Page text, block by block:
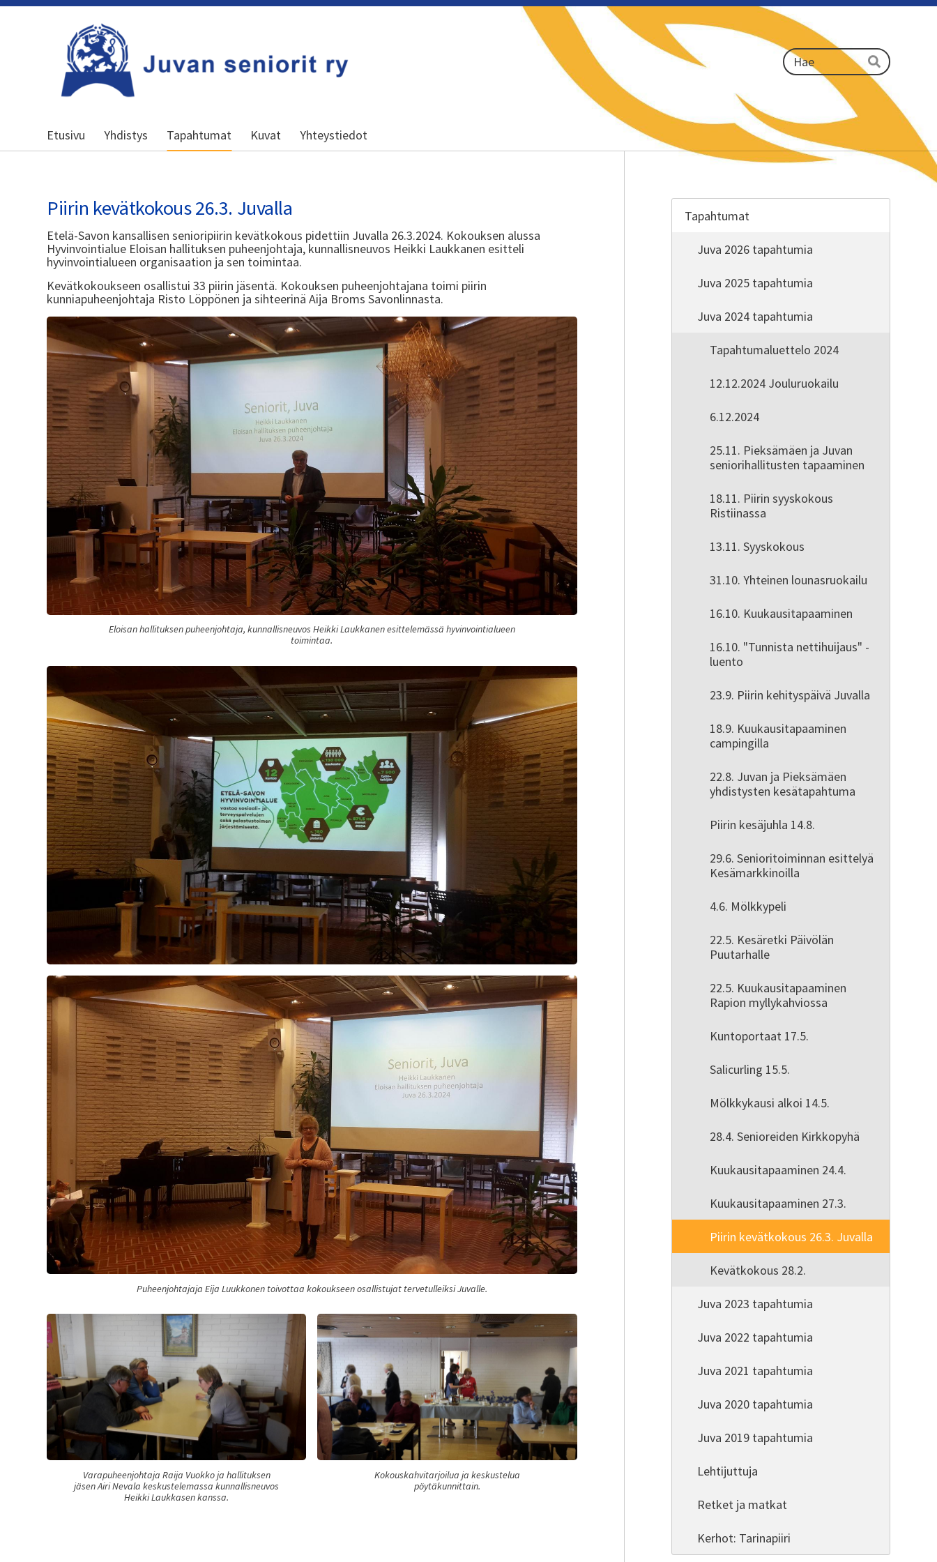
Kansallinen senioriliitto
Haku
Hae
Etusivu Yhdistys Tapahtumat Kuvat Yhteystiedot
Piirin kevätkokous 26.3. Juvalla
Etelä-Savon kansallisen senioripiirin kevätkokous pidettiin Juvalla 26.3.2024. Kokouksen alussa
Hyvinvointialue Eloisan hallituksen puheenjohtaja, kunnallisneuvos Heikki Laukkanen esitteli
hyvinvointialueen organisaation ja sen toimintaa.
Kevätkokoukseen osallistui 33 piirin jäsentä. Kokouksen puheenjohtajana toimi piirin
kunniapuheenjohtaja Risto Löppönen ja sihteerinä Aija Broms Savonlinnasta.
Eloisan hallituksen puheenjohtaja, kunnallisneuvos Heikki Laukkanen esittelemässä hyvinvointialueen
toimintaa.
Puheenjohtajaja Eija Luukkonen toivottaa kokoukseen osallistujat tervetulleiksi Juvalle.
Varapuheenjohtaja Raija Vuokko ja hallituksen
jäsen Airi Nevala keskustelemassa kunnallisneuvos
Heikki Laukkasen kanssa.
Kokouskahvitarjoilua ja keskustelua
pöytäkunnittain.
Tapahtumat
Juva 2026 tapahtumia
Juva 2025 tapahtumia
Juva 2024 tapahtumia
Tapahtumaluettelo 2024
12.12.2024 Jouluruokailu
6.12.2024
25.11. Pieksämäen ja Juvan
seniorihallitusten tapaaminen
18.11. Piirin syyskokous
Ristiinassa
13.11. Syyskokous
31.10. Yhteinen lounasruokailu
16.10. Kuukausitapaaminen
16.10. "Tunnista nettihuijaus" -
luento
23.9. Piirin kehityspäivä Juvalla
18.9. Kuukausitapaaminen
campingilla
22.8. Juvan ja Pieksämäen
yhdistysten kesätapahtuma
Piirin kesäjuhla 14.8.
29.6. Senioritoiminnan esittelyä
Kesämarkkinoilla
4.6. Mölkkypeli
22.5. Kesäretki Päivölän
Puutarhalle
22.5. Kuukausitapaaminen
Rapion myllykahviossa
Kuntoportaat 17.5.
Salicurling 15.5.
Mölkkykausi alkoi 14.5.
28.4. Senioreiden Kirkkopyhä
Kuukausitapaaminen 24.4.
Kuukausitapaaminen 27.3.
Piirin kevätkokous 26.3. Juvalla
Kevätkokous 28.2.
Juva 2023 tapahtumia
Juva 2022 tapahtumia
Juva 2021 tapahtumia
Juva 2020 tapahtumia
Juva 2019 tapahtumia
Lehtijuttuja
Retket ja matkat
Kerhot: Tarinapiiri